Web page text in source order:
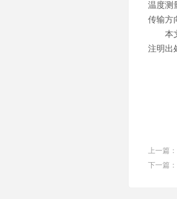
温度测
传输方
本
注明出
上一篇：
下一篇：